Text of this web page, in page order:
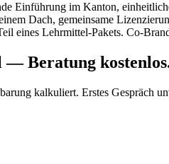
Einführung im Kanton,
Dach, gemeinsame
eines Lehrmittel-Pakets. Co-
— Beratung
kalkuliert. Erstes Gespräch